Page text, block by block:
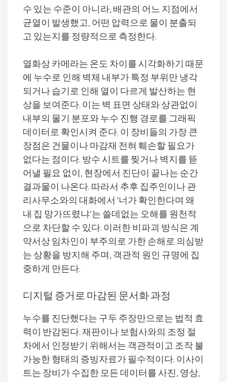
수 있는 수준이 아니라, 배관의 어느 지점에서
균열이 발생했고, 어떤 압력으로 물이 분출되
고 있는지를 정량적으로 측정한다.
열화상 카메라는 온도 차이를 시각화하기 때문
에 누수로 인해 벽체 내부가 특정 부위만 냉각
되거나 습기로 인해 열이 다르게 발산하는 현
상을 보여준다. 이는 벽 표면 상태와 상관없이
내부의 물기 분포와 누수 진행 경로를 그래픽
데이터로 확인시켜 준다. 이 장비들의 가장 큰
장점은 건물이나 마감재 전혀 훼손할 필요가
없다는 점이다. 방수 시트를 찢거나 벽지를 뜯
어낼 필요 없이, 현장에서 진단이 끝나는 순간
결과물이 나온다. 따라서 추후 집주인이나 관
리사무소와의 대화에서 ‘너가 확인한다며 왜
내 집 망가뜨렸냐’는 쓸데없는 오해를 원천적
으로 차단할 수 있다. 이러한 비파괴 방식은 계
약서상 임차인이 부주의로 가한 손해로 의심받
는 상황을 방지해 주며, 객관적 원인 규명에 집
중하게 만든다.
디지털 증거로 마감된 문서화 과정
누수를 진단했다는 구두 주장만으로는 법적 효
력이 반감된다. 재판이나 보험사와의 조정 절
차에서 인정받기 위해서는 객관적이고 조작 불
가능한 형태의 증빙자료가 필수적이다. 이사이
트는 장비가 수집한 모든 데이터를 사진, 영상,